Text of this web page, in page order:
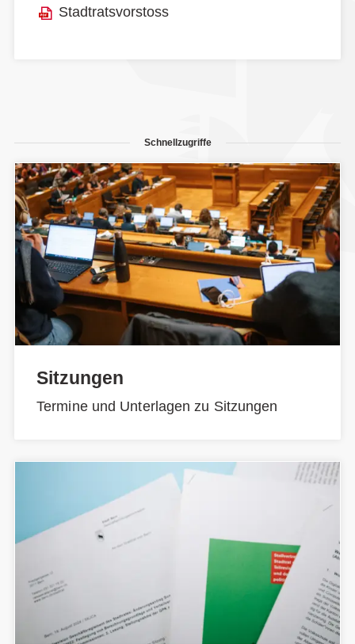
Stadtratsvorstoss
Schnellzugriffe
Sitzungen
Termine und Unterlagen zu Sitzungen